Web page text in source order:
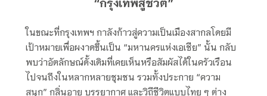
“กรุงเทพสู้ชีวิต”
ในขณะที่กรุงเทพฯ กาลังก้าวสู่ความเป็นเมืองสากลโดยมี
เป้าหมายเพื่อผงาดขึ้นเป็น “มหานครแห่งเอเชีย” นั้น กลับ
พบว่าอัตลักษณ์ดั้งเดิมที่เคยเห็นหรือสัมผัสได้ในครัวเรือน
ไปจนถึงในหลากหลายชุมชน รวมทั้งประกาย “ความ
สนุก” กลิ่นอาย บรรยากาศ และวิถีชีวิตแบบไทย ๆ ต่าง